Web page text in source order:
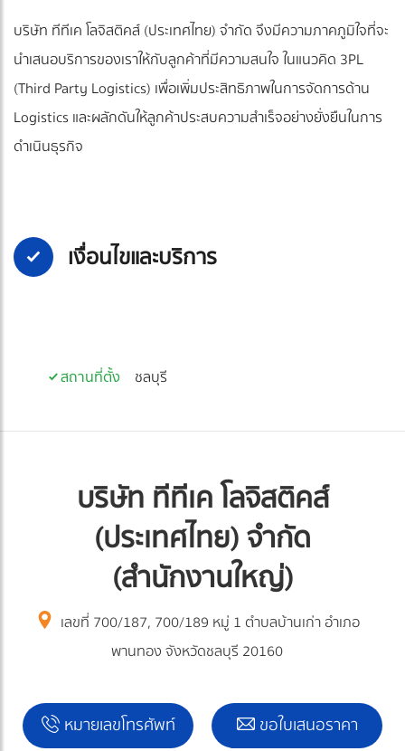
บริษัท ทีทีเค โลจิสติคส์ (ประเทศไทย) จำกัด จึงมีความภาคภูมิใจที่จะ
นำเสนอบริการของเราให้กับลูกค้าที่มีความสนใจ ในแนวคิด 3PL
(Third Party Logistics) เพื่อเพิ่มประสิทธิภาพในการจัดการด้าน
Logistics และผลักดันให้ลูกค้าประสบความสำเร็จอย่างยั่งยืนในการ
ดำเนินธุรกิจ
เงื่อนไขและบริการ
สถานที่ตั้ง ชลบุรี
บริษัท ทีทีเค โลจิสติคส์
(ประเทศไทย) จำกัด
(สำนักงานใหญ่)
เลขที่ 700/187, 700/189 หมู่ 1 ตำบลบ้านเก่า อำเภอ
พานทอง จังหวัดชลบุรี 20160
หมายเลขโทรศัพท์ ขอใบเสนอราคา